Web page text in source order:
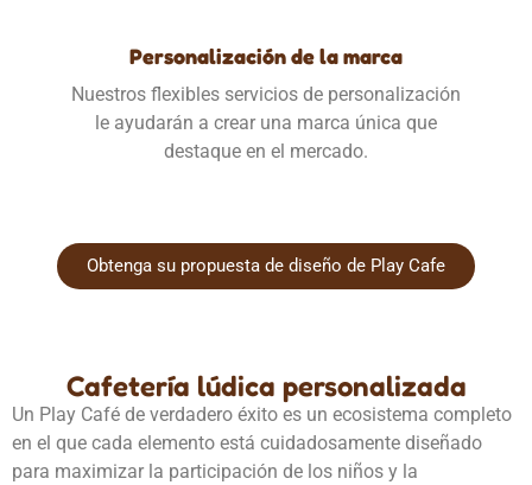
Personalización de la marca
Nuestros flexibles servicios de personalización
le ayudarán a crear una marca única que
destaque en el mercado.
Obtenga su propuesta de diseño de Play Cafe
Cafetería lúdica personalizada
Un Play Café de verdadero éxito es un ecosistema completo
en el que cada elemento está cuidadosamente diseñado
para maximizar la participación de los niños y la